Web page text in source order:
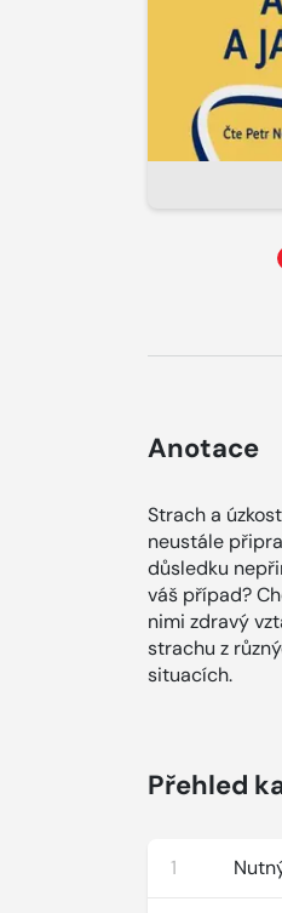
Anotace
Strach a
neustále
důsledku
váš případ?
nimi zdravý
strachu z
situacích.
Přehled
1